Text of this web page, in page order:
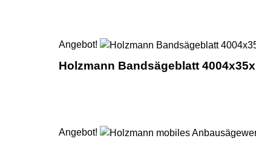
Angebot!
Holzmann Bandsägeblatt
Angebot!